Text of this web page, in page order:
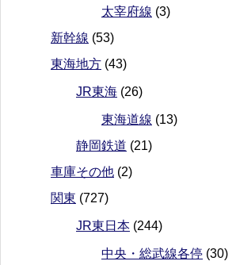
太宰府線 (3)
新幹線 (53)
東海地方 (43)
JR東海 (26)
東海道線 (13)
静岡鉄道 (21)
車庫その他 (2)
関東 (727)
JR東日本 (244)
中央・総武線各停 (30)